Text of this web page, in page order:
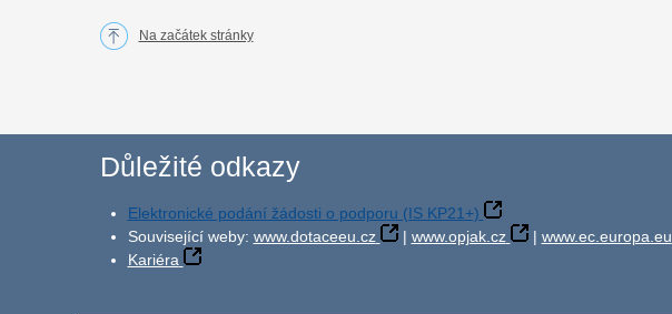
Na začátek stránky
Důležité odkazy
Elektronické podání žádosti o podporu (IS KP21+)
Související weby: www.dotaceeu.cz | www.opjak.cz | www.ec.europa.eu
Kariéra